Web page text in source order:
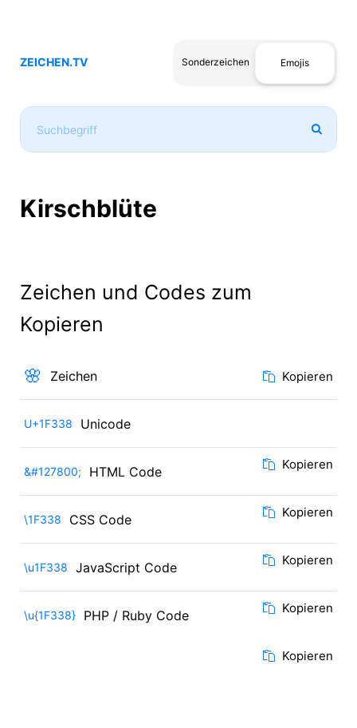
ZEICHEN.TV Sonderzeichen Emojis
Kirschblüte
Zeichen und Codes zum
Kopieren
🌸 Zeichen Kopieren
U+1F338 Unicode
Kopieren
&#127800; HTML Code
Kopieren
\1F338 CSS Code
Kopieren
\u1F338 JavaScript Code
Kopieren
\u{1F338} PHP / Ruby Code
Kopieren